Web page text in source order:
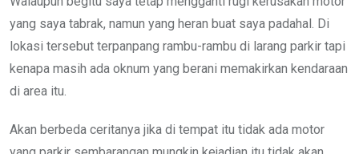
yang saya tabrak, namun yang heran buat saya padahal. Di
lokasi tersebut terpanpang rambu-rambu di larang parkir tapi
kenapa masih ada oknum yang berani memakirkan kendaraan
di area itu.
Akan berbeda ceritanya jika di tempat itu tidak ada motor